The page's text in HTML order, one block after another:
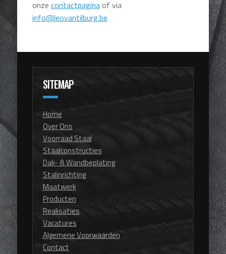
onze contactpaginaof via
info@leovantilburg.be
SITEMAP
Home
Over Ons
Voorraad Staal
Staalconstructies
Dak- & Wandbeplating
Stalinrichting
Maatwerk
Producten
Realisaties
Vacatures
Algemene Voorwaarden
Contact